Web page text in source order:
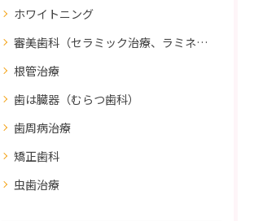
ホワイトニング
審美歯科（セラミック治療、ラミネートべニア、ダイレクトボンディング）
根管治療
歯は臓器（むらつ歯科）
歯周病治療
矯正歯科
虫歯治療